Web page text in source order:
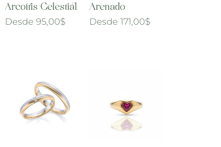
Arcoíris Celestial
Desde 95,00$
Arenado
Desde 171,00$